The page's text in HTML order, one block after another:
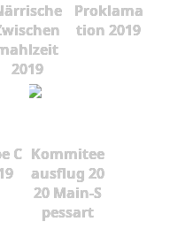
2019
Proklama
tion 2019
C Kommitee
ausflug 20
20 Main-S
pessart